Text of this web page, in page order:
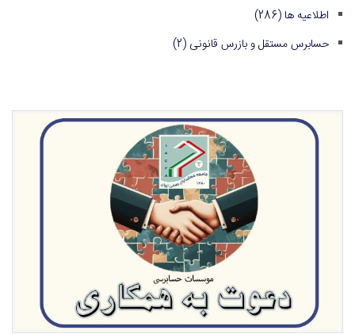
اطلاعیه ها (286)
حسابرس مستقل و بازرس قانونی (2)